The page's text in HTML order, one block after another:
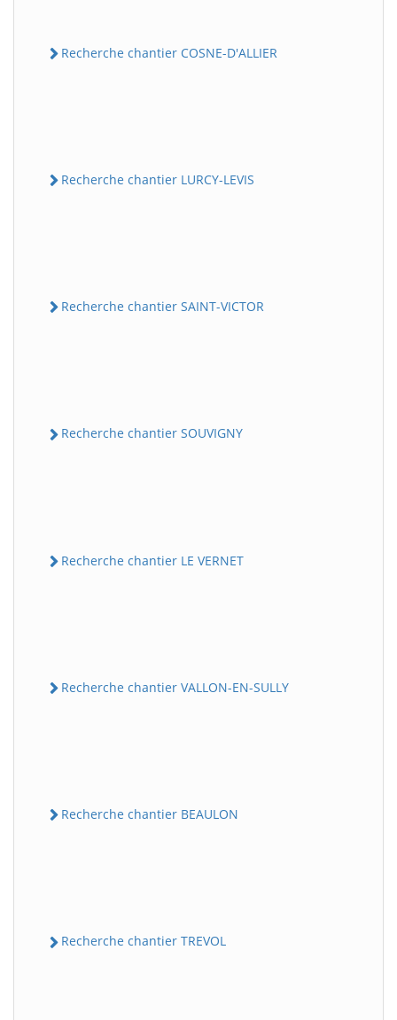
Recherche chantier COSNE-D'ALLIER
Recherche chantier LURCY-LEVIS
Recherche chantier SAINT-VICTOR
Recherche chantier SOUVIGNY
Recherche chantier LE VERNET
Recherche chantier VALLON-EN-SULLY
Recherche chantier BEAULON
Recherche chantier TREVOL